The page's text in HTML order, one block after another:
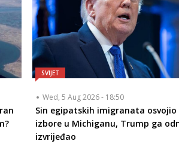
SVIJET
Wed, 5 Aug 2026 - 18:50
Sin egipatskih imigranata osvojio
izbore u Michiganu, Trump ga
izvrijeđao